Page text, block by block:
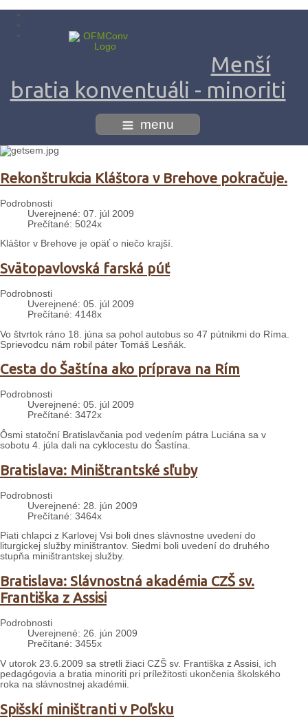
Menší
bratia konventuáli - minoriti
menu
Rekonštrukcia Kláštora v Brehove pokračuje.
Podrobnosti
Uverejnené: 07. júl 2009
Prečítané: 5024x
Kláštor v Brehove je opäť o niečo krajší.
Svätopavlovská farská púť
Podrobnosti
Uverejnené: 05. júl 2009
Prečítané: 4148x
Vo štvrtok ráno 18. júna sa pohol autobus so 47 pútnikmi do Ríma.
Sprievodcu nám robil páter Tomáš Lesňák.
Cesta do Šaštína ako príprava na Rím
Podrobnosti
Uverejnené: 05. júl 2009
Prečítané: 3472x
Ôsmi statoční Bratislavčania pod vedením pátra Luciána sa v
sobotu 4. júla dali na cyklocestu do Šastína.
Bratislava: Miništrantské sľuby
Podrobnosti
Uverejnené: 28. jún 2009
Prečítané: 3464x
Piati chlapci z Karlovej Vsi boli dnes slávnostne uvedení do
liturgickej služby miništrantov. Siedmi boli uvedení do druhého
stupňa miništrantskej služby.
Bratislava: Slávnostná akadémia CZŠ sv.
Františka z Assisi
Podrobnosti
Uverejnené: 26. jún 2009
Prečítané: 3455x
V utorok 23.6.2009 sa stretli žiaci CZŠ sv. Františka z Assisi, ich
pedagógovia a bratia minoriti pri príležitosti ukončenia školského
roka na slávnostnej akadémii.
Spišskí miništranti v Poľsku